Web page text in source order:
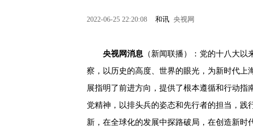
2022-06-25 22:20:08 和讯 央视网
央视网消息 （新闻联播）：党的十八大
察，以历史的高度、世界的眼光，为新时代上
展指明了前进方向，提供了根本遵循和行动指
党精神，以排头兵的姿态和先行者的担当，践
新，在全球化的发展中探路破局，在创造新时